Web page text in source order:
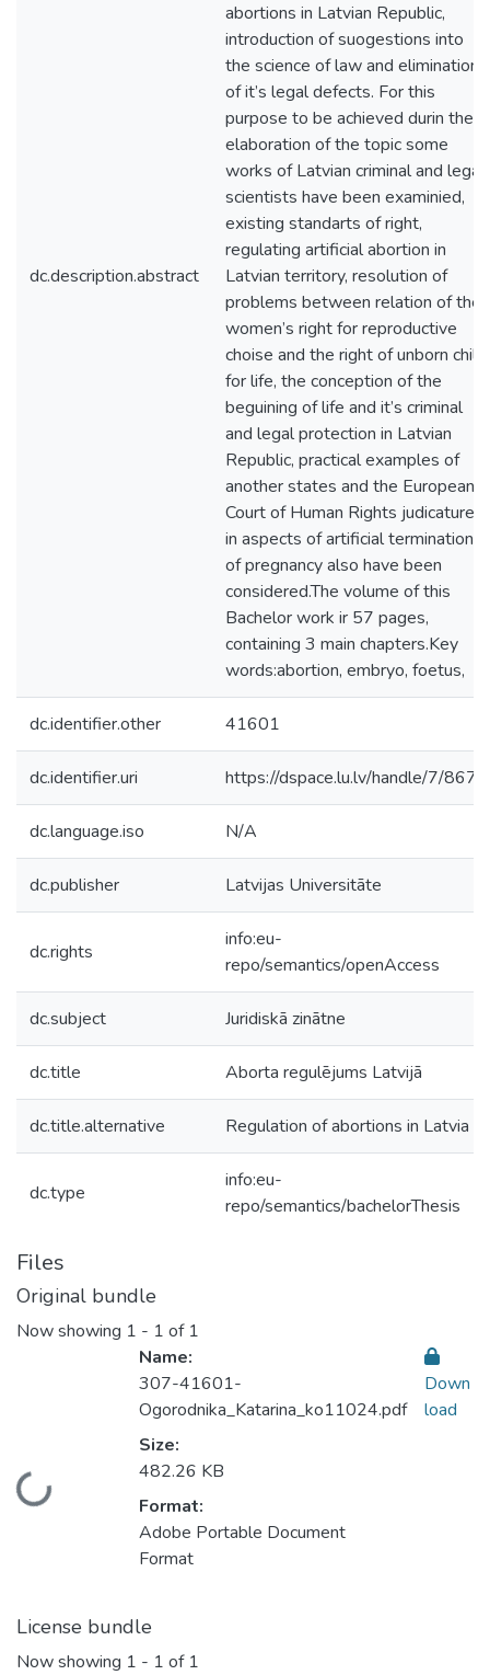
dc.description.abstract
abortions in Latvian Republic,
introduction of suogestions into
the science of law and elimination
of it’s legal defects. For this
purpose to be achieved durin the
elaboration of the topic some
works of Latvian criminal and legal
scientists have been examinied,
existing standarts of right,
regulating artificial abortion in
Latvian territory, resolution of
problems between relation of the
women’s right for reproductive
choise and the right of unborn child
for life, the conception of the
beguining of life and it’s criminal
and legal protection in Latvian
Republic, practical examples of
another states and the European
Court of Human Rights judicature
in aspects of artificial termination
of pregnancy also have been
considered.The volume of this
Bachelor work ir 57 pages,
containing 3 main chapters.Key
words:abortion, embryo, foetus,
dc.identifier.other 41601
dc.identifier.uri https://dspace.lu.lv/handle/7/8674
dc.language.iso N/A
dc.publisher Latvijas Universitāte
dc.rights
info:eu-
repo/semantics/openAccess
dc.subject Juridiskā zinātne
dc.title Aborta regulējums Latvijā
dc.title.alternative Regulation of abortions in Latvia
dc.type
info:eu-
repo/semantics/bachelorThesis
Files
Original bundle
Now showing 1 - 1 of 1
Loading...
Name:
307-41601-
Ogorodnika_Katarina_ko11024.pdf
Size:
482.26 KB
Format:
Adobe Portable Document
Format
Down
load
License bundle
Now showing 1 - 1 of 1